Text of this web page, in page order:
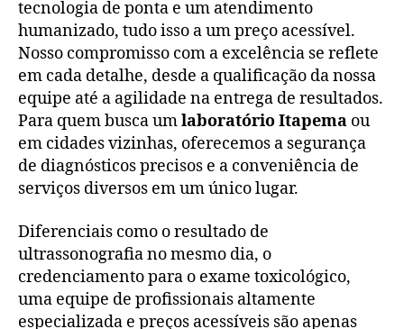
tecnologia de ponta e um atendimento
humanizado, tudo isso a um preço acessível.
Nosso compromisso com a excelência se reflete
em cada detalhe, desde a qualificação da nossa
equipe até a agilidade na entrega de resultados.
Para quem busca umlaboratório Itapema ou
em cidades vizinhas, oferecemos a segurança
de diagnósticos precisos e a conveniência de
serviços diversos em um único lugar.
Diferenciais como o resultado de
ultrassonografia no mesmo dia, o
credenciamento para o exame toxicológico,
uma equipe de profissionais altamente
especializada e preços acessíveis são apenas